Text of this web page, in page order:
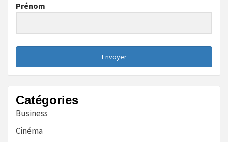
Prénom
Envoyer
Catégories
Business
Cinéma